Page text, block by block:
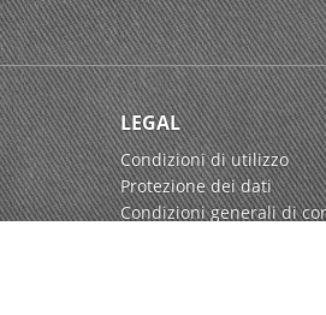
LEGAL
Condizioni di utilizzo
Protezione dei dati
Condizioni generali di